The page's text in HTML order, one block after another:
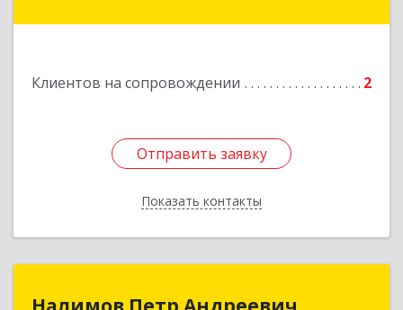
Клиентов на сопровождении 2
Отправить заявку
Показать контакты
Отправить заявку
Назад